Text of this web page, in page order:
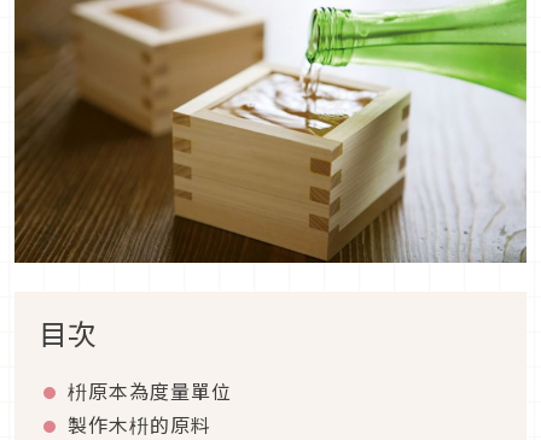
目次
枡原本為度量單位
製作木枡的原料